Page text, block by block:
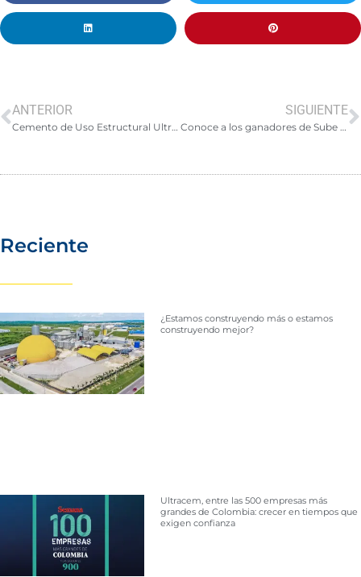
ANTERIOR
Cemento de Uso Estructural Ultracem: más resistencia y rendimiento en un mismo producto
SIGUIENTE
Conoce a los ganadores de Sube de Nivel
Reciente
¿Estamos construyendo más o estamos
construyendo mejor?
Ultracem, entre las 500 empresas más
grandes de Colombia: crecer en tiempos que
exigen confianza